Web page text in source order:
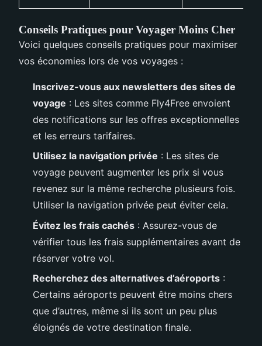
Conseils Pratiques pour Voyager Moins Cher
Voici quelques conseils pratiques pour maximiser
vos économies lors de vos voyages :
Inscrivez-vous aux newsletters des sites de
voyage : Les sites comme Fly4Free envoient
des notifications sur les offres exceptionnelles
et les erreurs tarifaires.
Utilisez la navigation privée : Les sites de
voyage peuvent augmenter les prix si vous
revenez sur la même recherche plusieurs fois.
Utiliser la navigation privée peut éviter cela.
Évitez les frais cachés : Assurez-vous de
vérifier tous les frais supplémentaires avant de
réserver votre vol.
Recherchez des alternatives d’aéroports :
Certains aéroports peuvent être moins chers
que d’autres, même si ils sont un peu plus
éloignés de votre destination finale.